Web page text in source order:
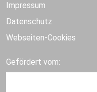
Impressum
Datenschutz
Webseiten-Cookies
Gefördert vom: